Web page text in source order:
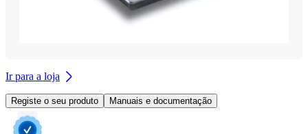
Ir para a loja
Registe o seu produto Manuais e documentação